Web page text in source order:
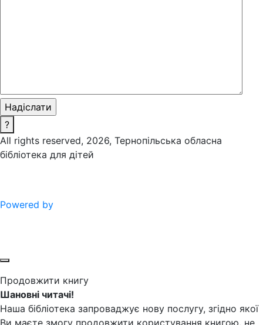
?
All rights reserved, 2026, Тернопільська обласна
бібліотека для дітей
Powered by
Продовжити книгу
Шановні читачі!
Наша бібліотека запроваджує нову послугу, згідно якої
Ви маєте змогу продовжити користування книгою, не